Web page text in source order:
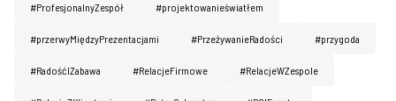
#ProfesjonalnyZespół #projektowanieświatłem
#przerwyMiędzyPrezentacjami #PrzeżywanieRadości #przygoda
#RadośćIZabawa #RelacjeFirmowe #RelacjeWZespole